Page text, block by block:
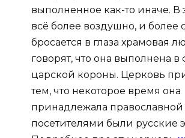
выполненное как-то иначе. В
всё более воздушно, и более
бросается в глаза храмовая
говорят, что она выполнена
царской короны. Церковь
тем, что некоторое время она
принадлежала православной
посетителями были русские